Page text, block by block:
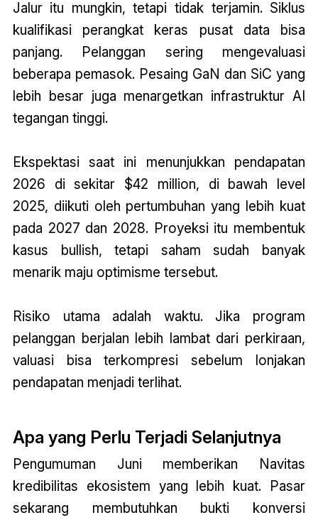
Jalur itu mungkin, tetapi tidak terjamin. Siklus
kualifikasi perangkat keras pusat data bisa
panjang. Pelanggan sering mengevaluasi
beberapa pemasok. Pesaing GaN dan SiC yang
lebih besar juga menargetkan infrastruktur AI
tegangan tinggi.
Ekspektasi saat ini menunjukkan pendapatan
2026 di sekitar $42 million, di bawah level
2025, diikuti oleh pertumbuhan yang lebih kuat
pada 2027 dan 2028. Proyeksi itu membentuk
kasus bullish, tetapi saham sudah banyak
menarik maju optimisme tersebut.
Risiko utama adalah waktu. Jika program
pelanggan berjalan lebih lambat dari perkiraan,
valuasi bisa terkompresi sebelum lonjakan
pendapatan menjadi terlihat.
Apa yang Perlu Terjadi Selanjutnya
Pengumuman Juni memberikan Navitas
kredibilitas ekosistem yang lebih kuat. Pasar
sekarang membutuhkan bukti konversi